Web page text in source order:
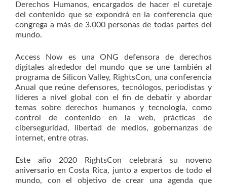
Derechos Humanos, encargados de hacer el curetaje
del contenido que se expondrá en la conferencia que
congrega a más de 3.000 personas de todas partes del
mundo.
Access Now es una ONG defensora de derechos
digitales alrededor del mundo que se une también al
programa de Silicon Valley, RightsCon, una conferencia
Anual que reúne defensores, tecnólogos, periodistas y
líderes a nivel global con el fin de debatir y abordar
temas sobre derechos humanos y tecnología, como
control de contenido en la web, prácticas de
ciberseguridad, libertad de medios, gobernanzas de
internet, entre otras.
Este año 2020 RightsCon celebrará su noveno
aniversario en Costa Rica, junto a expertos de todo el
mundo, con el objetivo de crear una agenda que